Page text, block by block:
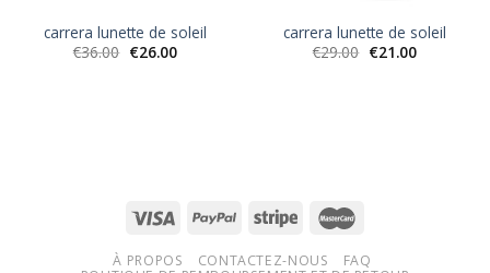
carrera lunette de soleil
€36.00 €26.00
carrera lunette de soleil
€29.00 €21.00
À PROPOS CONTACTEZ-NOUS
FAQ